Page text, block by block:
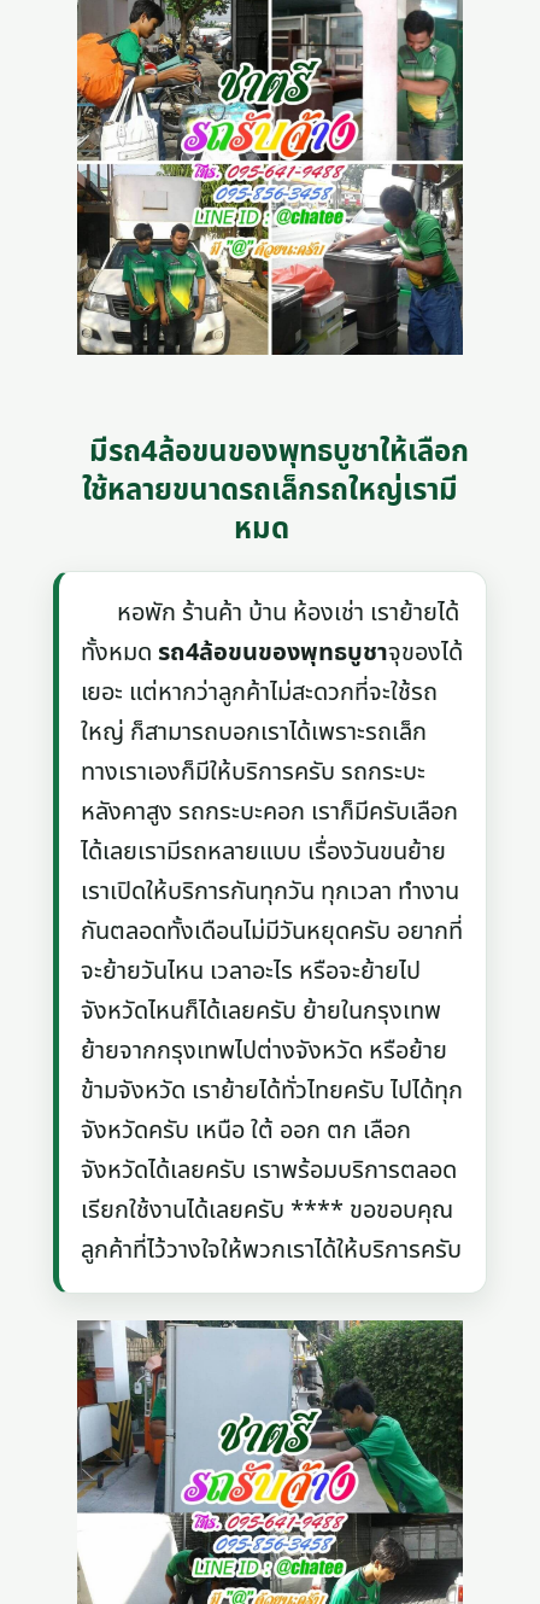
มีรถ4ล้อขนของพุทธบูชาให้เลือก
ใช้หลายขนาดรถเล็กรถใหญ่เรามี
หมด
หอพัก ร้านค้า บ้าน ห้องเช่า เราย้ายได้
ทั้งหมดรถ4ล้อขนของพุทธบูชาจุของได้
เยอะ แต่หากว่าลูกค้าไม่สะดวกที่จะใช้รถ
ใหญ่ ก็สามารถบอกเราได้เพราะรถเล็ก
ทางเราเองก็มีให้บริการครับ รถกระบะ
หลังคาสูง รถกระบะคอก เราก็มีครับเลือก
ได้เลยเรามีรถหลายแบบ เรื่องวันขนย้าย
เราเปิดให้บริการกันทุกวัน ทุกเวลา ทำงาน
กันตลอดทั้งเดือนไม่มีวันหยุดครับ อยากที่
จะย้ายวันไหน เวลาอะไร หรือจะย้ายไป
จังหวัดไหนก็ได้เลยครับ ย้ายในกรุงเทพ
ย้ายจากกรุงเทพไปต่างจังหวัด หรือย้าย
ข้ามจังหวัด เราย้ายได้ทั่วไทยครับ ไปได้ทุก
จังหวัดครับ เหนือ ใต้ ออก ตก เลือก
จังหวัดได้เลยครับ เราพร้อมบริการตลอด
เรียกใช้งานได้เลยครับ **** ขอขอบคุณ
ลูกค้าที่ไว้วางใจให้พวกเราได้ให้บริการครับ